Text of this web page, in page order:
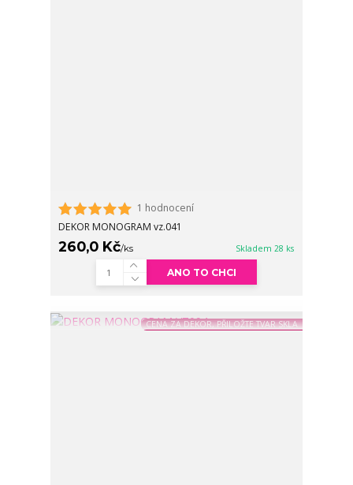
1 hodnocení
DEKOR MONOGRAM vz.041
260,0 Kč/ks Skladem 28 ks
ANO TO CHCI
CENA ZA DEKOR, PŘILOŽTE TVAR SKLA